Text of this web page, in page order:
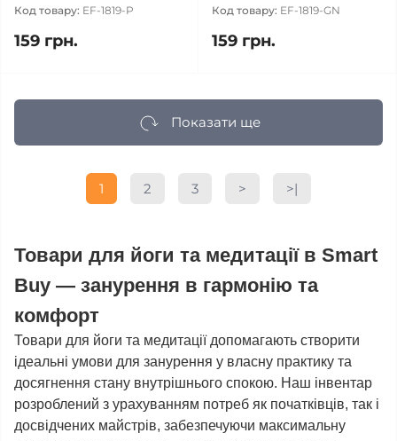
Код товару: EF-1819-P
159 грн.
Код товару: EF-1819-GN
159 грн.
Показати ще
1 2 3 > >|
Товари для йоги та медитації в Smart
Buy — занурення в гармонію та
комфорт
Товари для йоги та медитації допомагають створити
ідеальні умови для занурення у власну практику та
досягнення стану внутрішнього спокою. Наш інвентар
розроблений з урахуванням потреб як початківців, так і
досвідчених майстрів, забезпечуючи максимальну